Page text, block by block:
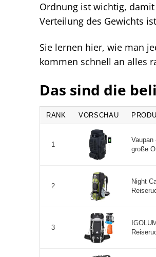
Ordnung ist wichtig,
Verteilung des Gewichts
Sie lernen hier, wie man
kommen schnell an alles
Das sind die
RANK VORSCHAU
1
große
2
Night
3